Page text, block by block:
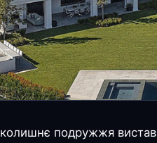
колишнє подружжя